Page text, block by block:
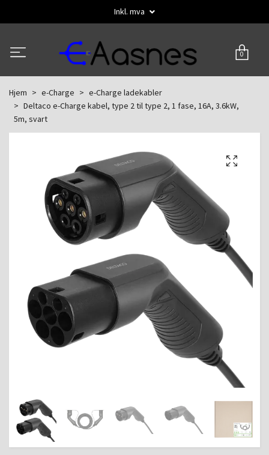
Inkl. mva
0
Hjem e-Charge
e-Charge ladekabler
Deltaco e-Charge kabel, type 2 til type 2, 1 fase, 16A, 3.6kW,
5m, svart